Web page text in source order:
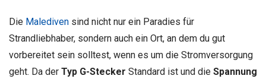
Die Malediven sind nicht nur ein Paradies für
Strandliebhaber, sondern auch ein Ort, an dem du gut
vorbereitet sein solltest, wenn es um die Stromversorgung
geht. Da der Typ G-Stecker Standard ist und die Spannung